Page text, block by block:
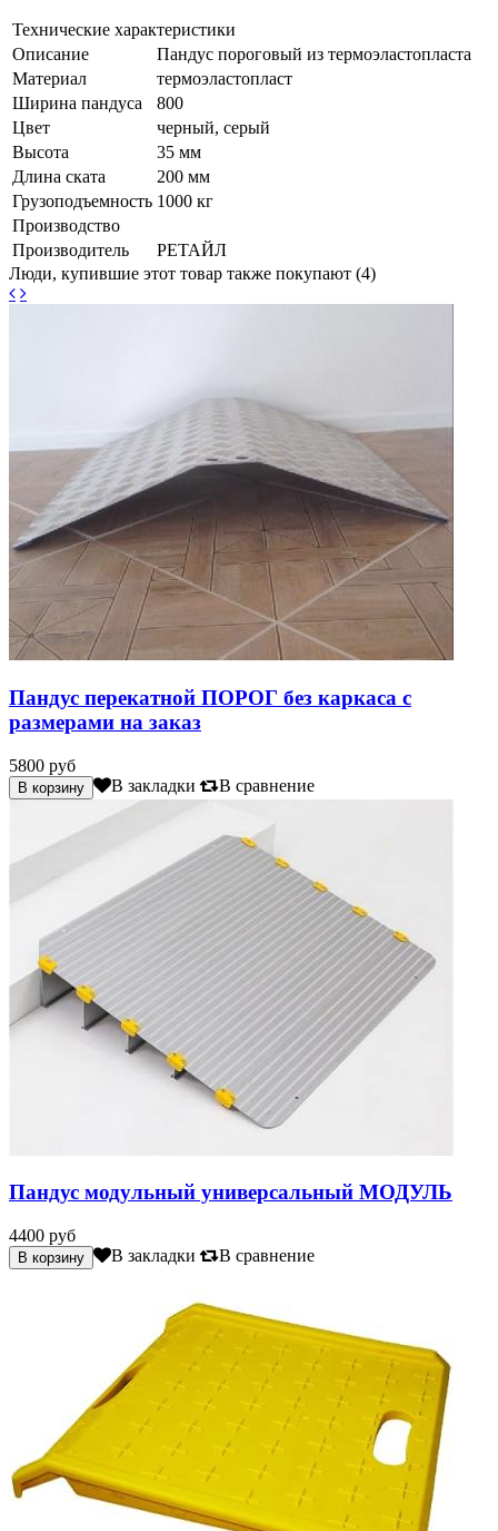
Технические характеристики
Описание
Пандус пороговый из термоэластопласта
Материал
термоэластопласт
Ширина пандуса
800
Цвет
черный, серый
Высота
35 мм
Длина ската
200 мм
Грузоподъемность 1000 кг
Производство
Производитель
РЕТАЙЛ
Люди, купившие этот товар также покупают (4)
Пандус перекатной ПОРОГ без каркаса с
размерами на заказ
5800 руб
В закладки В сравнение
Пандус модульный универсальный МОДУЛЬ
4400 руб
В закладки В сравнение